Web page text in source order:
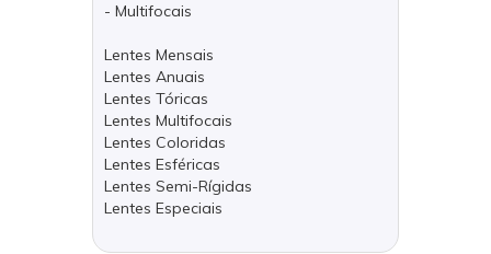
- Multifocais
Lentes Mensais
Lentes Anuais
Lentes Tóricas
Lentes Multifocais
Lentes Coloridas
Lentes Esféricas
Lentes Semi-Rígidas
Lentes Especiais